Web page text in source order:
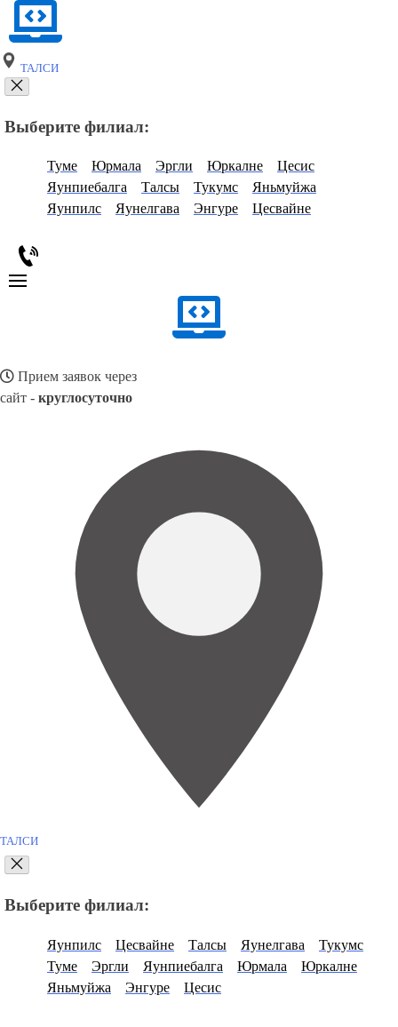
ТАЛСИ
Выберите филиал:
Туме Юрмала Эргли Юркалне
Цесис
Яунпиебалга
Талсы Тукумс
Яньмуйжа
Яунпилс
Яунелгава Энгуре Цесвайне
Прием заявок через
сайт - круглосуточно
ТАЛСИ
Выберите филиал:
Яунпилс Цесвайне Талсы Яунелгава
Тукумс
Туме
Эргли Яунпиебалга Юрмала
Юркалне
Яньмуйжа
Энгуре Цесис